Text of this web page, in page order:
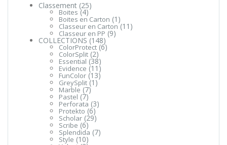
Classement (25)
Boites (4)
Boites en Carton (1)
Classeur en Carton (11)
Classeur en PP (9)
COLLECTIONS (148)
ColorProtect (6)
ColorSplit (2)
Essential (38)
Evidence (11)
FunColor (13)
GreySplit (1)
Marble (7)
Pastel (7)
Perforata (3)
Protekto (6)
Scholar (29)
Scribe (6)
Splendida (7)
Style (10)